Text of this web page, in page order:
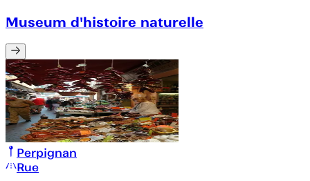
Museum d'histoire naturelle
Perpignan
Rue